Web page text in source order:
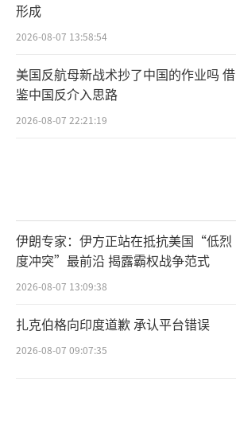
形成
2026-08-07 13:58:54
美国反航母新战术抄了中国的作业吗 借
鉴中国反介入思路
2026-08-07 22:21:19
伊朗专家：伊方正站在抵抗美国“低烈
度冲突”最前沿 揭露霸权战争范式
2026-08-07 13:09:38
扎克伯格向印度道歉 承认平台错误
2026-08-07 09:07:35